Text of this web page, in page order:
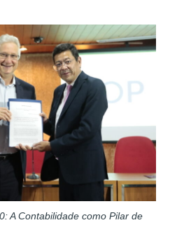
A Contabilidade como Pilar de